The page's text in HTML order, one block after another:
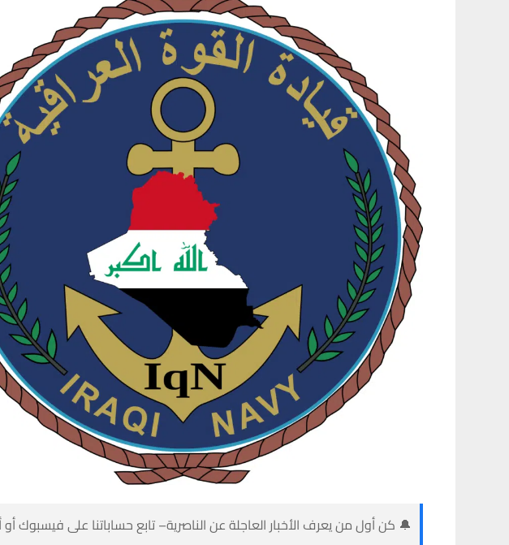
🔔 كن أول من يعرف الأخبار العاجلة عن الناصرية– تابع حساباتنا على فيسبوك